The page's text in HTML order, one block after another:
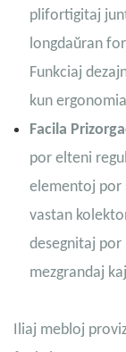
plifortigitaj
longdaŭran
Funkciaj
kun
Facila
por elteni
elementoj por
vastan
desegnitaj por
mezgrandaj
Iliaj mebloj